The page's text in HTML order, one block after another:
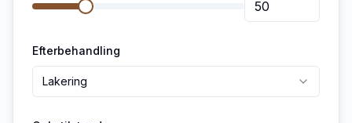
Efterbehandling
Lakering